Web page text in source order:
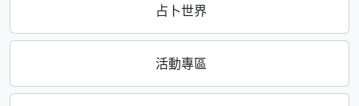
占卜世界
活動專區